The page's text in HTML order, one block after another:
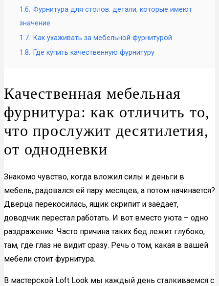
1.6. Фурнитура для столов: детали, которые имеют
значение
1.7. Как ухаживать за мебельной фурнитурой
1.8. Где купить качественную фурнитуру
Качественная мебельная
фурнитура: как отличить то,
что прослужит десятилетия,
от однодневки
Знакомо чувство, когда вложил силы и деньги в
мебель, радовался ей пару месяцев, а потом начинается?
Дверца перекосилась, ящик скрипит и заедает,
доводчик перестал работать. И вот вместо уюта – одно
раздражение. Часто причина таких бед лежит глубоко,
там, где глаз не видит сразу. Речь о том, какая в вашей
мебели стоит фурнитура.
В мастерской Loft Look мы каждый день сталкиваемся с